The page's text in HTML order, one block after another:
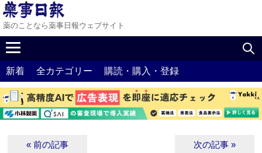
薬のことなら薬事日報ウェブサイト
新着 全カテゴリー 購読・購入・登録
« 前の記事 次の記事 »